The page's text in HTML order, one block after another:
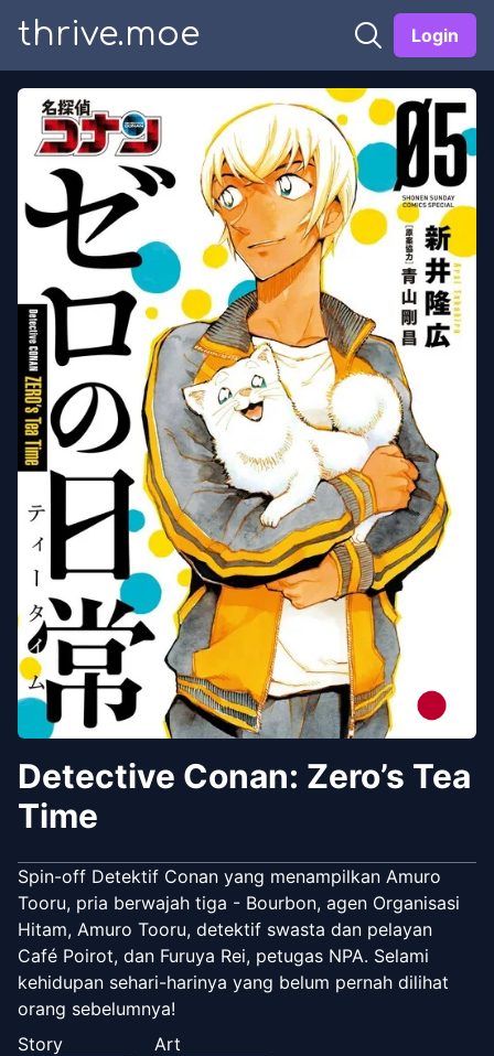
thrive.moe Login
Detective Conan: Zero’s Tea
Time
Spin-off Detektif Conan yang menampilkan Amuro
Tooru, pria berwajah tiga - Bourbon, agen Organisasi
Hitam, Amuro Tooru, detektif swasta dan pelayan
Café Poirot, dan Furuya Rei, petugas NPA. Selami
kehidupan sehari-harinya yang belum pernah dilihat
orang sebelumnya!
Story
Art